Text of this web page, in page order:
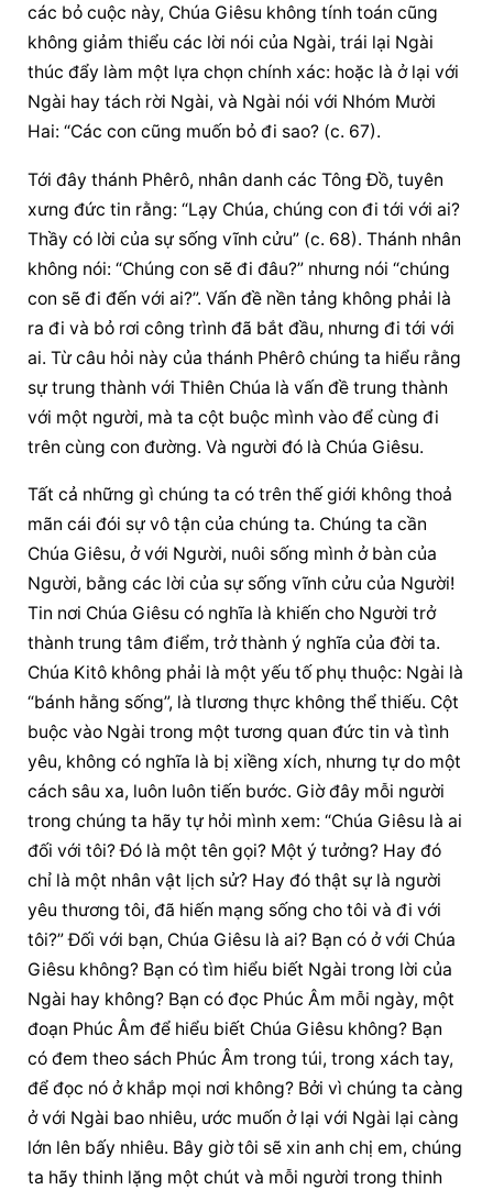
các bỏ cuộc này, Chúa Giêsu không tính toán cũng
không giảm thiểu các lời nói của Ngài, trái lại Ngài
thúc đẩy làm một lựa chọn chính xác: hoặc là ở lại với
Ngài hay tách rời Ngài, và Ngài nói với Nhóm Mười
Hai: “Các con cũng muốn bỏ đi sao? (c. 67).
Tới đây thánh Phêrô, nhân danh các Tông Đồ, tuyên
xưng đức tin rằng: “Lạy Chúa, chúng con đi tới với ai?
Thầy có lời của sự sống vĩnh cửu” (c. 68). Thánh nhân
không nói: “Chúng con sẽ đi đâu?” nhưng nói “chúng
con sẽ đi đến với ai?”. Vấn đề nền tảng không phải là
ra đi và bỏ rơi công trình đã bắt đầu, nhưng đi tới với
ai. Từ câu hỏi này của thánh Phêrô chúng ta hiểu rằng
sự trung thành với Thiên Chúa là vấn đề trung thành
với một người, mà ta cột buộc mình vào để cùng đi
trên cùng con đường. Và người đó là Chúa Giêsu.
Tất cả những gì chúng ta có trên thế giới không thoả
mãn cái đói sự vô tận của chúng ta. Chúng ta cần
Chúa Giêsu, ở với Người, nuôi sống mình ở bàn của
Người, bằng các lời của sự sống vĩnh cửu của Người!
Tin nơi Chúa Giêsu có nghĩa là khiến cho Người trở
thành trung tâm điểm, trở thành ý nghĩa của đời ta.
Chúa Kitô không phải là một yếu tố phụ thuộc: Ngài là
“bánh hằng sống”, là tlương thực không thể thiếu. Cột
buộc vào Ngài trong một tương quan đức tin và tình
yêu, không có nghĩa là bị xiềng xích, nhưng tự do một
cách sâu xa, luôn luôn tiến bước. Giờ đây mỗi người
trong chúng ta hãy tự hỏi mình xem: “Chúa Giêsu là ai
đối với tôi? Đó là một tên gọi? Một ý tưởng? Hay đó
chỉ là một nhân vật lịch sử? Hay đó thật sự là người
yêu thương tôi, đã hiến mạng sống cho tôi và đi với
tôi?” Đối với bạn, Chúa Giêsu là ai? Bạn có ở với Chúa
Giêsu không? Bạn có tìm hiểu biết Ngài trong lời của
Ngài hay không? Bạn có đọc Phúc Âm mỗi ngày, một
đoạn Phúc Âm để hiểu biết Chúa Giêsu không? Bạn
có đem theo sách Phúc Âm trong túi, trong xách tay,
để đọc nó ở khắp mọi nơi không? Bởi vì chúng ta càng
ở với Ngài bao nhiêu, ước muốn ở lại với Ngài lại càng
lớn lên bấy nhiêu. Bây giờ tôi sẽ xin anh chị em, chúng
ta hãy thinh lặng một chút và mỗi người trong thinh